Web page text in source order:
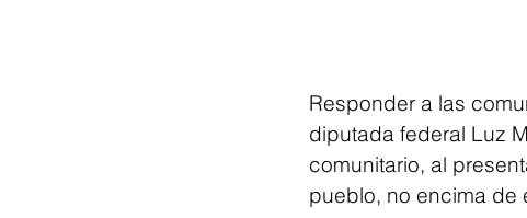
Responder a las
diputada federal Luz
comunitario, al
pueblo, no encima de